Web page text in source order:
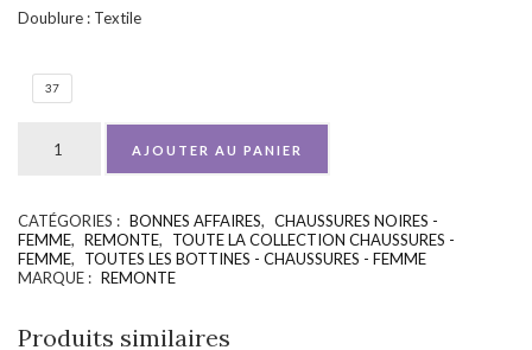
Doublure : Textile
37
AJOUTER AU PANIER
CATÉGORIES : BONNES AFFAIRES, CHAUSSURES NOIRES -
FEMME, REMONTE,
TOUTE LA COLLECTION CHAUSSURES -
FEMME,
TOUTES LES BOTTINES - CHAUSSURES - FEMME
MARQUE : REMONTE
Produits similaires